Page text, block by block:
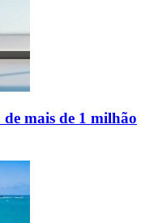
mais de 1 milhão